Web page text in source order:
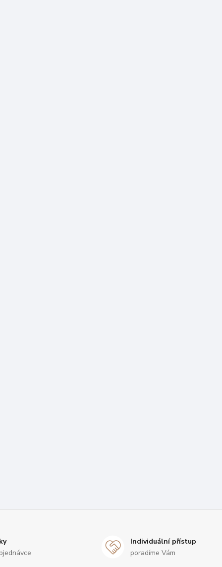
Individuální přístup
poradíme Vám